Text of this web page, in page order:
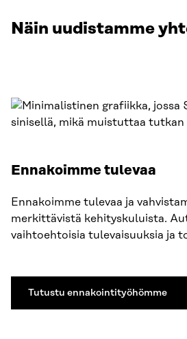
Näin uudistamme
Ennakoimme tulevaa
Ennakoimme tulevaa ja
merkittävistä kehityskuluista.
vaihtoehtoisia tulevaisuuksia ja
Tutustu ennakointityöhömme